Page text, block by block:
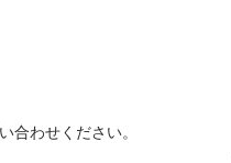
合わせください。